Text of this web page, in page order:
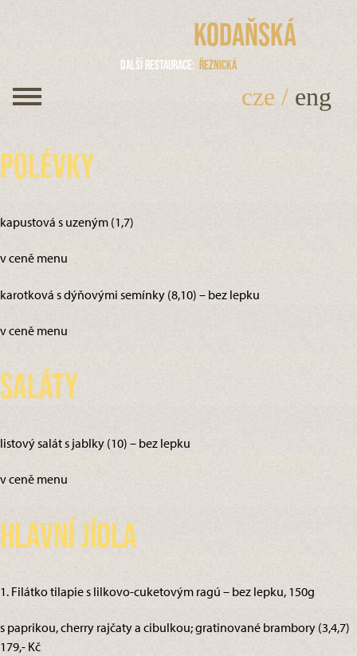
Kodaňská
Další restaurace Řeznická
cze / eng
Polévky
kapustová s uzeným (1,7)
v ceně menu
karotková s dýňovými semínky (8,10) – bez lepku
v ceně menu
Saláty
listový salát s jablky (10) – bez lepku
v ceně menu
Hlavní jídla
1. Filátko tilapie s lilkovo-cuketovým ragú – bez lepku, 150g
s paprikou, cherry rajčaty a cibulkou; gratinované brambory (3,4,7)
179,- Kč